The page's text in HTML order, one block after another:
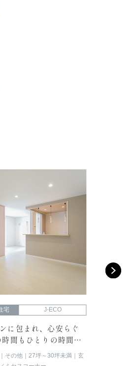
住
宅 J-ECO
に包まれ、心安らぐ
間もひとりの時間も